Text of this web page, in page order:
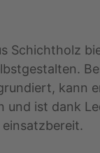
Schichtholz
kann
und ist dank